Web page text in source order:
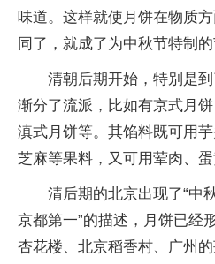
味道。这样就使月饼在物质
同了，就成了为中秋节特制的
清朝后期开始，特别是
渐分了流派，比如有京式月
滇式月饼等。其馅料既可用
芝麻等果料，又可用荤肉、蛋
清后期的北京出现了“中
京都第一”的描述，月饼已经
杏花楼、北京稻香村、广州